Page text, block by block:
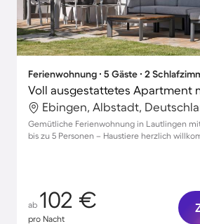
Ferienwohnung ∙ 5 Gäste ∙ 2
Ebingen, Albstadt,
Gemütliche Ferienwohnung in Lautlingen
bis zu 5 Personen – Haustiere herzlich
ab 102 €
pro Nacht